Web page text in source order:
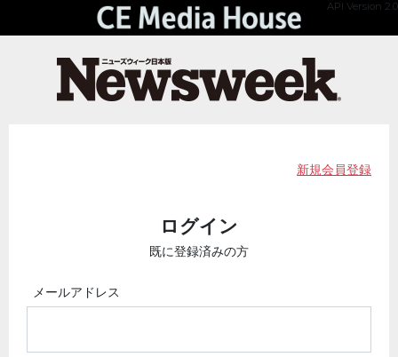
API Version 2.0
新規会員登録
ログイン
既に登録済みの方
メールアドレス